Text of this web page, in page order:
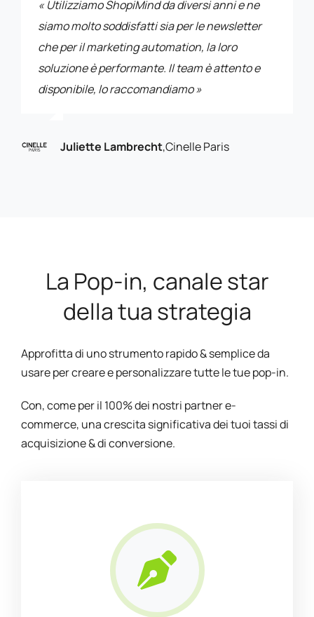
« Utilizziamo ShopiMind da diversi anni e ne
siamo molto soddisfatti sia per le newsletter
che per il marketing automation, la loro
soluzione è performante. Il team è attento e
disponibile, lo raccomandiamo »
Juliette Lambrecht,Cinelle Paris
La Pop-in, canale star
della tua strategia
Approfitta di uno strumento rapido & semplice da
usare per creare e personalizzare tutte le tue pop-in.
Con, come per il 100% dei nostri partner e-
commerce, una crescita significativa dei tuoi tassi di
acquisizione & di conversione.